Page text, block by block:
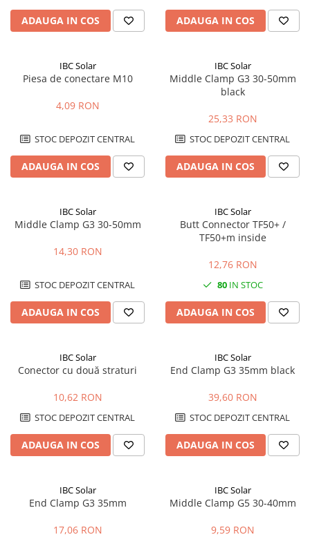
ADAUGA IN COS ADAUGA IN COS
IBC Solar
Piesa de conectare M10
4,09 RON
STOC DEPOZIT CENTRAL
ADAUGA IN COS
IBC Solar
Middle Clamp G3 30-50mm
black
25,33 RON
STOC DEPOZIT CENTRAL
ADAUGA IN COS
IBC Solar
Middle Clamp G3 30-50mm
14,30 RON
STOC DEPOZIT CENTRAL
ADAUGA IN COS
IBC Solar
Butt Connector TF50+ /
TF50+m inside
12,76 RON
80IN STOC
ADAUGA IN COS
IBC Solar
Conector cu două straturi
10,62 RON
STOC DEPOZIT CENTRAL
ADAUGA IN COS
IBC Solar
End Clamp G3 35mm black
39,60 RON
STOC DEPOZIT CENTRAL
ADAUGA IN COS
IBC Solar
End Clamp G3 35mm
17,06 RON
IBC Solar
Middle Clamp G5 30-40mm
9,59 RON